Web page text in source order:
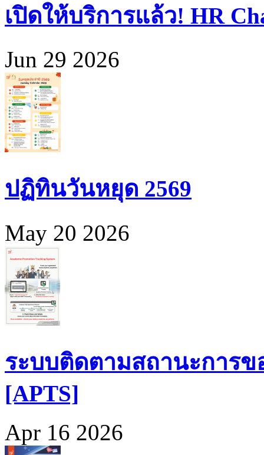
เปิดให้บริการแล้ว! HR
Jun 29 2026
ปฏิทินวันหยุด 2569
May 20 2026
ระบบติดตามสถานะการ
[APTS]
Apr 16 2026